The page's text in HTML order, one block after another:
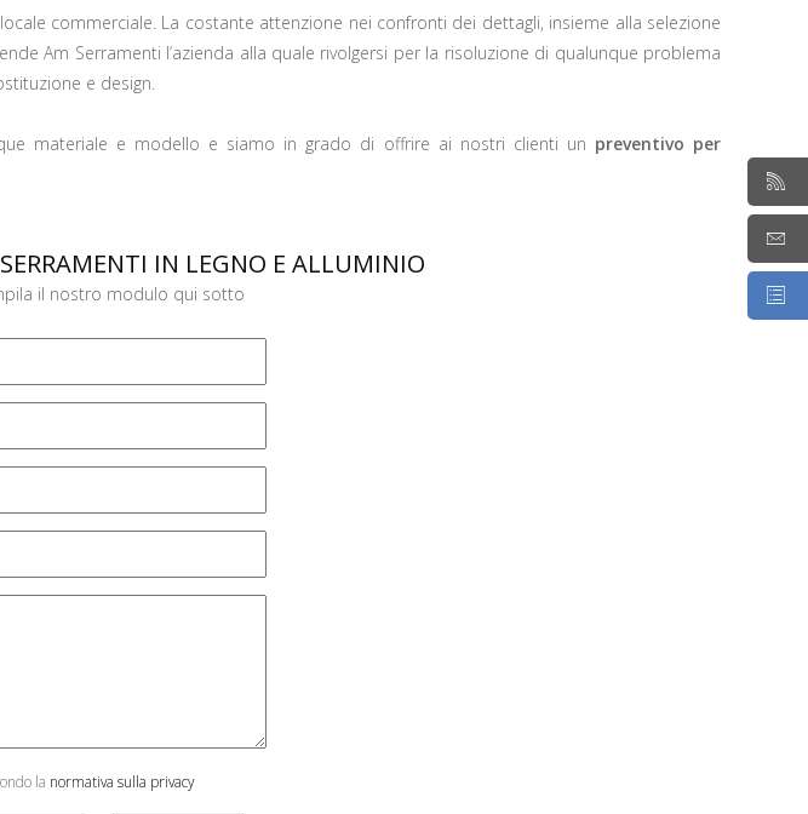
commerciale. La costante attenzione nei confronti dei dettagli, insieme alla selezione
Am Serramenti l’azienda alla quale rivolgersi per la risoluzione di qualunque problema
e design.
materiale e modello e siamo in grado di offrire ai nostri clienti un preventivo per
IN LEGNO E ALLUMINIO
il nostro modulo qui sotto
la normativa sulla privacy